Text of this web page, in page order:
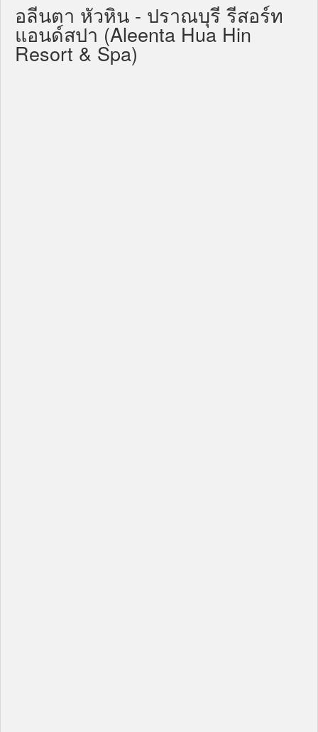
อลีนตา หัวหิน - ปราณบุรี รีสอร์ท
แอนด์สปา (Aleenta Hua Hin
Resort & Spa)